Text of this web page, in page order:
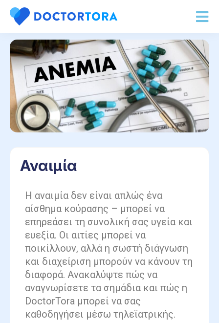
Αναιμία
Η αναιμία δεν είναι απλώς ένα
αίσθημα κούρασης – μπορεί να
επηρεάσει τη συνολική σας υγεία και
ευεξία. Oι αιτίες μπορεί να
ποικίλλουν, αλλά η σωστή διάγνωση
και διαχείριση μπορούν να κάνουν τη
διαφορά. Ανακαλύψτε πώς να
αναγνωρίσετε τα σημάδια και πώς η
DoctorTora μπορεί να σας
καθοδηγήσει μέσω τηλεϊατρικής.